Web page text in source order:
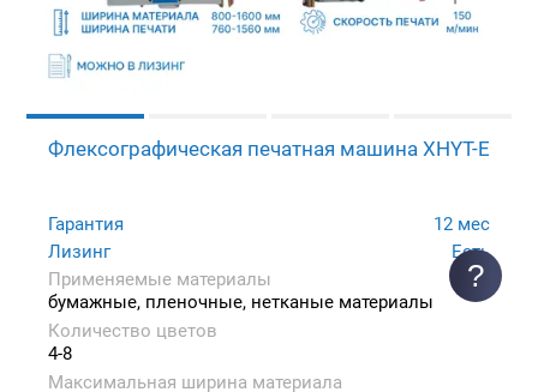
Флексографическая печатная машина XHYT-E
Гарантия
12 мес
Лизинг
Есть
Применяемые материалы
бумажные, пленочные, нетканые материалы
Количество цветов
4-8
Максимальная ширина материала
?